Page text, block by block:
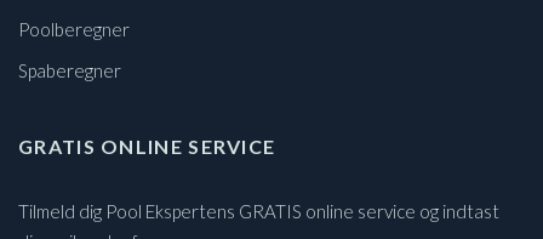
Poolberegner
Spaberegner
GRATIS ONLINE SERVICE
Tilmeld dig Pool Ekspertens GRATIS online service og indtast